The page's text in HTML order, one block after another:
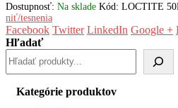
Dostupnosť: Na sklade Kód: LOCTITE
niť/tesnenia
Facebook Twitter LinkedIn Google +
Hľadať
Kategórie produktov